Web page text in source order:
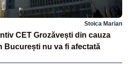
Stoica Marian
CET Grozăvești din cauza
București nu va fi afectată